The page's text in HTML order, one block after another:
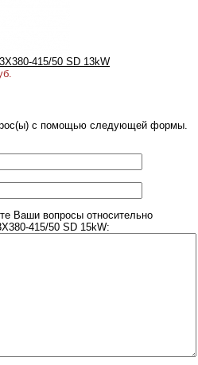
415/50 SD 13kW
с помощью следующей формы.
Ваши вопросы относительно
415/50 SD 15kW: